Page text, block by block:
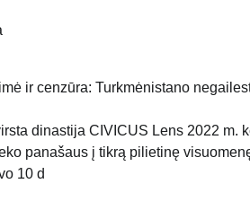
ir cenzūra: Turkmėnistano
dinastija CIVICUS Lens 2022 m.
panašaus į tikrą pilietinę
10 d